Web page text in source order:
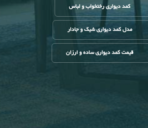
کمد دیواری رختخواب و لباس
مدل کمد دیواری شیک و جادار
قیمت کمد دیواری ساده و ارزان